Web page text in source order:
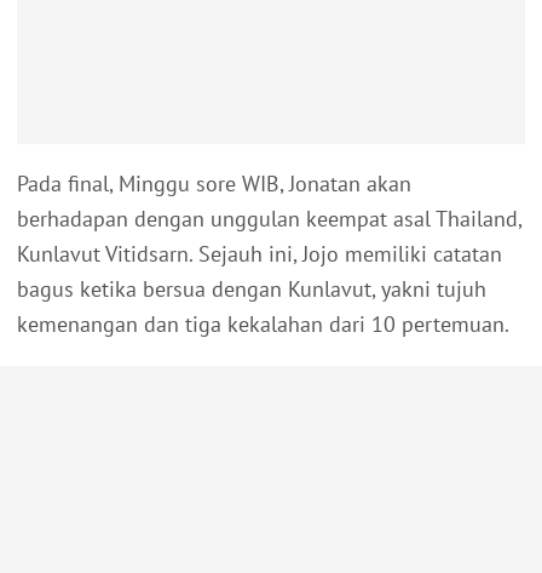
Pada final, Minggu sore WIB, Jonatan akan
berhadapan dengan unggulan keempat asal Thailand,
Kunlavut Vitidsarn. Sejauh ini, Jojo memiliki catatan
bagus ketika bersua dengan Kunlavut, yakni tujuh
kemenangan dan tiga kekalahan dari 10 pertemuan.